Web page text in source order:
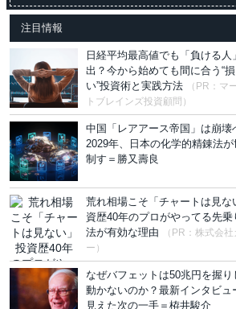
注目情報
日経平均最高値でも「負ける人
出？今から始めても間に合う“損
い”投資術と実践方法
（PR：マ
トブレインズ投資顧問）
中国「レアアース帝国」は崩壊
2029年、日本の化学的精錬法が
制す＝勝又壽良
荒れ相場こそ「チャートは見な
資歴40年のプロがやってる先乗
法が有効な理由
（PR：株式会
ー）
なぜバフェットは50兆円を握り
動かないのか？最新インタビュ
見えた次の一手＝栫井駿介